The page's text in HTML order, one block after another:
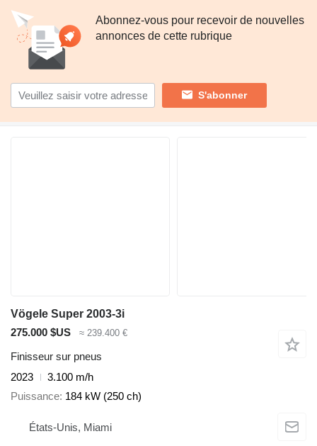
Abonnez-vous pour recevoir de nouvelles
annonces de cette rubrique
S'abonner
Vögele Super 2003-3i
275.000 $US
≈ 239.400 €
Finisseur sur pneus
2023
3.100 m/h
Puissance 184 kW (250 ch)
États-Unis, Miami